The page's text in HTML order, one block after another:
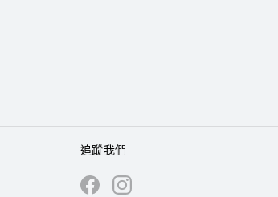
追蹤我們